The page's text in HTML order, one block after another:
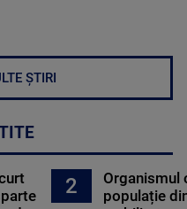
ȘTIRI
2
Organismul
populație